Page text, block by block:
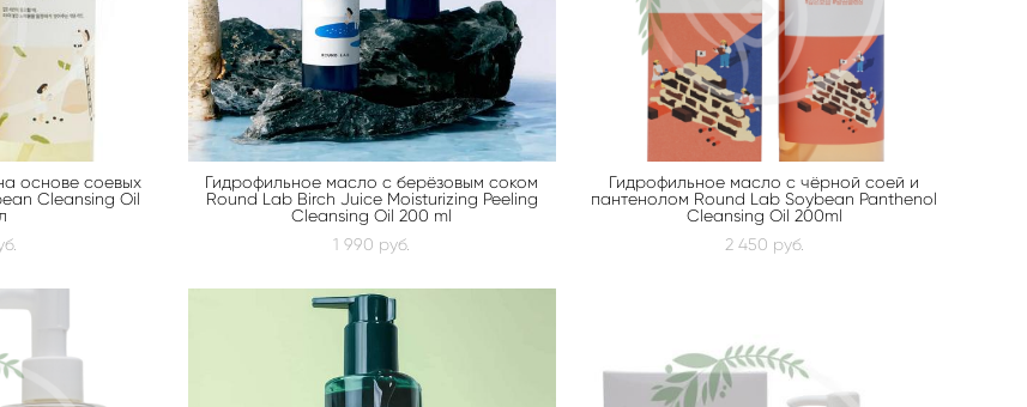
основе соевых
Cleansing Oil
Гидрофильное масло с берёзовым соком
Round Lab Birch Juice Moisturizing Peeling
Cleansing Oil 200 ml
1 990 pуб.
Гидрофильное масло с чёрной соей и
пантенолом Round Lab Soybean Panthenol
Cleansing Oil 200ml
2 450 pуб.